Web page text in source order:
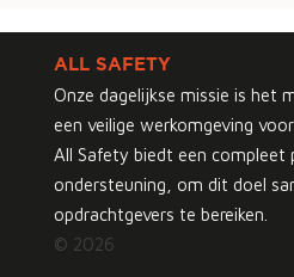
ALL SAFETY
Onze dagelijkse missie is het
een veilige werkomgeving
All Safety biedt een compleet
ondersteuning, om dit doel
opdrachtgevers te bereiken.
© 2026